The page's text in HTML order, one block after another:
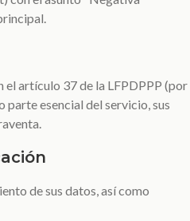
el artículo 37 de la LFPDPPP (por
esencial del servicio, sus
de sus datos, así como